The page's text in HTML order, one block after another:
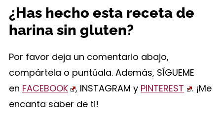
¿Has hecho esta receta de
harina sin gluten?
Por favor deja un comentario abajo,
compártela o puntúala. Además, SÍGUEME
en FACEBOOK , INSTAGRAM y PINTEREST
. ¡Me
encanta saber de ti!